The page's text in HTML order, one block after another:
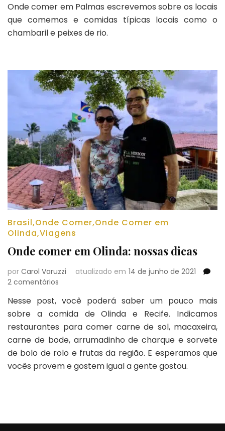
comer
em
Palmas:
Onde comer em Palmas escrevemos sobre os locais
que comemos e comidas típicas locais como o
chambaril e peixes de rio.
Brasil,Onde Comer,Onde Comer em
Olinda,Viagens
Onde comer em Olinda: nossas dicas
por Carol Varuzzi atualizado em 14 de junho de 2021
2 comentários
comer
em
Olinda:
nossas
dicas
Nesse post, você poderá saber um pouco mais
sobre a comida de Olinda e Recife. Indicamos
restaurantes para comer carne de sol, macaxeira,
carne de bode, arrumadinho de charque e sorvete
de bolo de rolo e frutas da região. E esperamos que
vocês provem e gostem igual a gente gostou.